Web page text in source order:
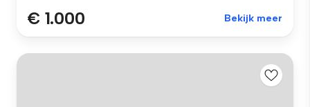
€ 1.000 Bekijk meer